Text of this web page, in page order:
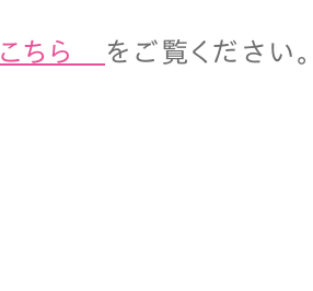
こちら をご覧ください。